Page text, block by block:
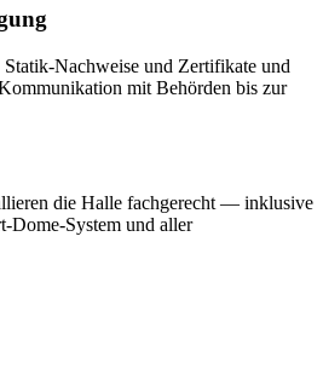
Nachweise und Zertifikate und
mit Behörden bis zur
die Halle fachgerecht — inklusive
Dome-System und aller